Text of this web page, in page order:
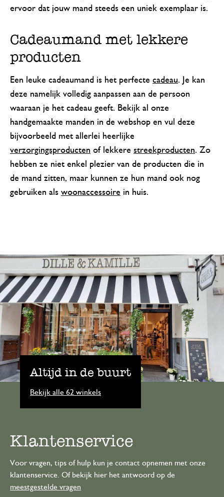
ervoor dat jouw mand steeds een uniek exemplaar is.
Cadeaumand met lekkere
producten
Een leuke cadeaumand is het perfecte cadeau. Je kan
deze namelijk volledig aanpassen aan de persoon
waaraan je het cadeau geeft. Bekijk al onze
handgemaakte manden in de webshop en vul deze
bijvoorbeeld met allerlei heerlijke
verzorgingsproducten of lekkere streekproducten. Zo
hebben ze niet enkel plezier van de producten die in
de mand zitten, maar kunnen ze hun mand ook nog
gebruiken als woonaccessoire in huis.
Altijd in de buurt
Bekijk alle 62 winkels
Klantenservice
Voor vragen, tips of hulp kun je contact opnemen met onze
klantenservice. Of bekijk hier het antwoord op de
meestgestelde vragen